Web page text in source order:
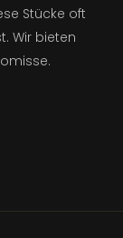
Stücke oft
Wir bieten